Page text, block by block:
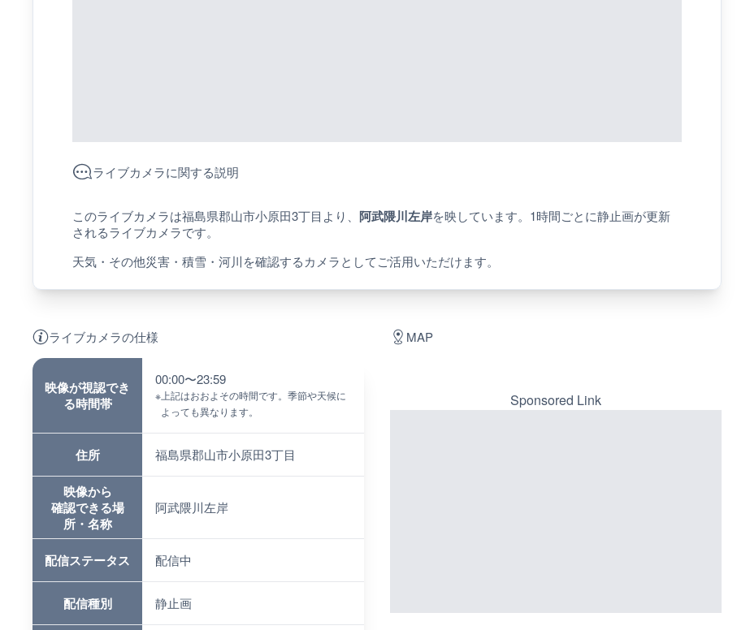
ライブカメラに関する説明
このライブカメラは福島県郡山市小原田3丁目より、 阿武隈川左岸を映しています。1時間ごとに静止画が更新
されるライブカメラです。
天気・その他災害・積雪・河川を確認するカメラとしてご活用いただけます。
ライブカメラの仕様
映像が視認でき
る時間帯
00:00〜23:59
※ 上記はおおよその時間です。季節や天候に
よっても異なります。
住所 福島県郡山市小原田3丁目
映像から
確認できる場
所・名称
阿武隈川左岸
配信ステータス 配信中
配信種別 静止画
MAP
Sponsored Link